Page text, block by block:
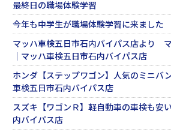
最終日の職場体験学習
今年も中学生が職場体験学習に来ました
マッハ車検五日市石内バイパス店より
｜マッハ車検五日市石内バイパス店
ホンダ【ステップワゴン】人気のミニバ
車検五日市石内バイパス店
スズキ【ワゴンＲ】軽自動車の車検も安
内バイパス店